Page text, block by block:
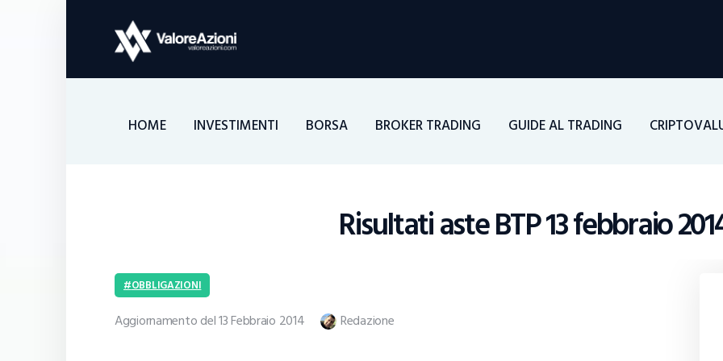
HOME INVESTIMENTI BORSA BROKER TRADING GUIDE AL TRADING
Risultati aste BTP 13 febbraio
Investimenti
Borsa
Guide Al Trading
OBBLIGAZIONI
Aggiornamento del 13 Febbraio 2014 Redazione